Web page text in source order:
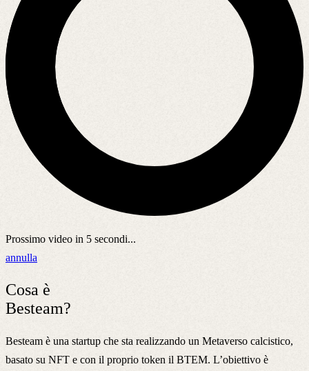
Prossimo video in 5 secondi...
annulla
Cosa è
Besteam?
Besteam è una startup che sta realizzando un Metaverso calcistico,
basato su NFT e con il proprio token il BTEM. L’obiettivo è